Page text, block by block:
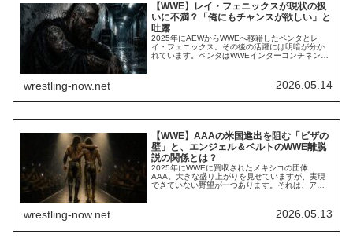
【WWE】レイ・フェニックスが現状の扱
いに不満？「俺にもチャンスが欲しい」と
吐露
2025年にAEWからWWEへ移籍したペンタとレ
イ・フェニックス。その後の活躍には明暗が分か
れています。ペンタはWWEインターコンチネンタ
います。一方、フェニックスも観客を沸かせるも
ののシングルタイトル獲得はなく、Main Eventで
wrestling-now.net 2026.05.14
【WWE】AAAの米国進出を阻む「ビザの
壁」と、エンジェル＆ベルトのWWE離脱
説の関係とは？
2025年にWWEに買収されたメキシコの団体
AAA。大きな盛り上がりを見せていますが、実現
できていない野望が一つあります。それは、アメ
カに進出したことはありません。レスリング・オ
ブザーバーのブライアン・アルバレスによれば、
wrestling-now.net 2026.05.13